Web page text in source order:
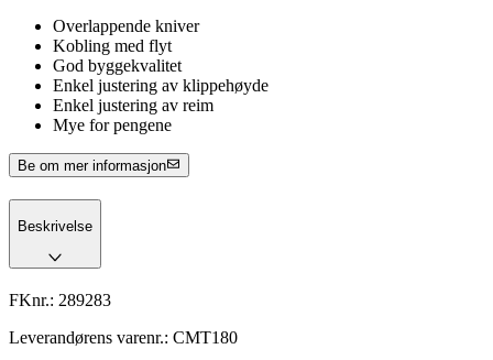
Overlappende kniver
Kobling med flyt
God byggekvalitet
Enkel justering av klippehøyde
Enkel justering av reim
Mye for pengene
Be om mer informasjon
Beskrivelse
FKnr.: 289283
Leverandørens varenr.: CMT180